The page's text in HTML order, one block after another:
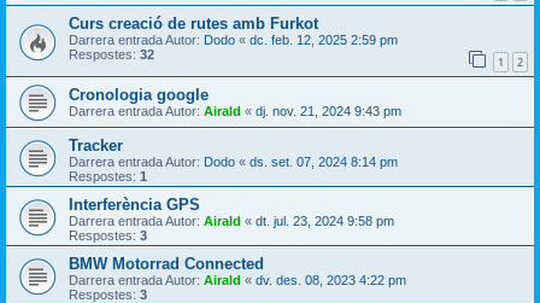
Curs creació de rutes amb Furkot
Darrera entrada Autor: Dodo « dc. feb. 12, 2025 2:59 pm
Respostes: 32 1 2
Cronologia google
Darrera entrada Autor: Airald « dj. nov. 21, 2024 9:43 pm
Tracker
Darrera entrada Autor: Dodo « ds. set. 07, 2024 8:14 pm
Respostes: 1
Interferència GPS
Darrera entrada Autor: Airald « dt. jul. 23, 2024 9:58 pm
Respostes: 3
BMW Motorrad Connected
Darrera entrada Autor: Airald « dv. des. 08, 2023 4:22 pm
Respostes: 3